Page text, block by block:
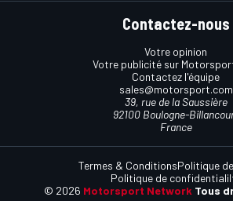
Contactez-nous
Votre opinion
Votre publicité sur
Contactez l'équipe
sales@motorsport.com
39, rue de la Saussière
92100 Boulogne-
France
© 2026 Motorsport Network Tous
Termes & ConditionsPolitique
Politique de